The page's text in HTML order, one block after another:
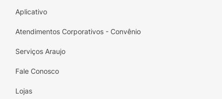
Aplicativo
Atendimentos Corporativos - Convênio
Serviços Araujo
Fale Conosco
Lojas